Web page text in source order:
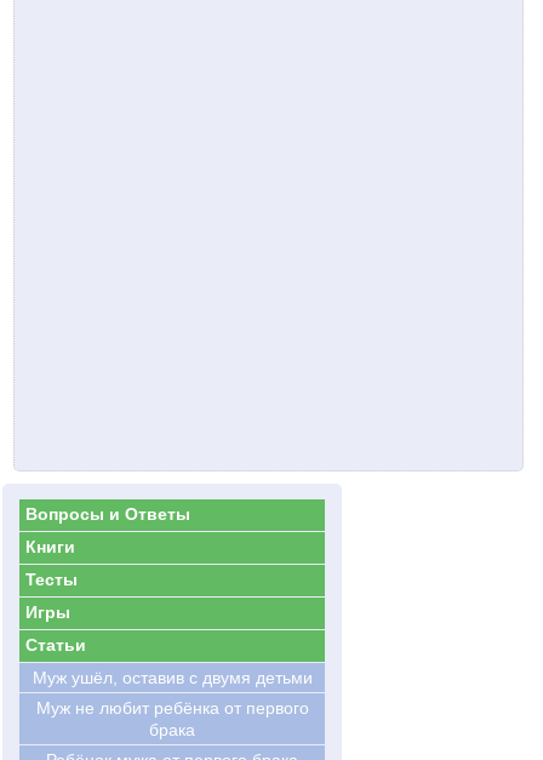
Вопросы и Ответы
Книги
Тесты
Игры
Статьи
Муж ушёл, оставив с двумя детьми
Муж не любит ребёнка от первого
брака